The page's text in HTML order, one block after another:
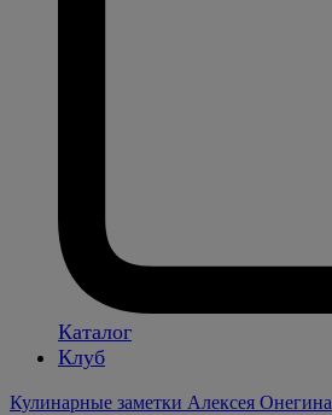
Каталог
Клуб
Кулинарные заметки Алексея Онегина